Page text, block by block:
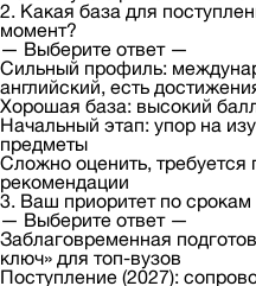
2. Какая база для
момент?
— Выберите ответ —
Сильный профиль:
английский, есть
Хорошая база: высокий
Начальный этап: упор на
предметы
Сложно оценить,
рекомендации
3. Ваш приоритет по
— Выберите ответ —
Заблаговременная
ключ» для топ-вузов
Поступление (2027):